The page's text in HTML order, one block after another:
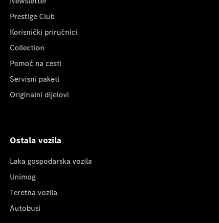
Prestige Club
Korisnički priručnici
Collection
Pomoć na cesti
Servisni paketi
Originalni dijelovi
Ostala vozila
Laka gospodarska vozila
Unimog
Teretna vozila
Autobusi